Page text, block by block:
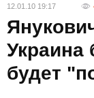
12.01.10 19:17
Украина
будет